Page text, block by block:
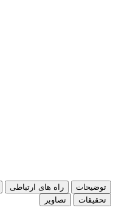
توضیحات راه های ارتباطی
تحقیقات
تصاویر